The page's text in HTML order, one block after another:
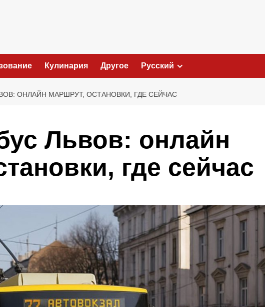
Кулинария Другое Русский
ОНЛАЙН МАРШРУТ, ОСТАНОВКИ, ГДЕ СЕЙЧАС
Львов: онлайн
где сейчас